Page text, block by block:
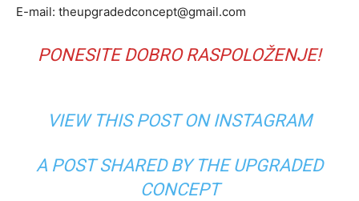
E-mail: theupgradedconcept@gmail.com
PONESITE DOBRO RASPOLOŽENJE!
VIEW THIS POST ON INSTAGRAM
A POST SHARED BY THE UPGRADED
CONCEPT